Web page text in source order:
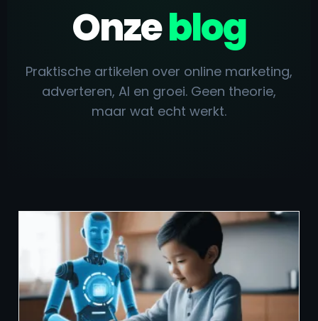
Onzeblog
Praktische artikelen over online marketing,
adverteren, AI en groei. Geen theorie,
maar wat echt werkt.